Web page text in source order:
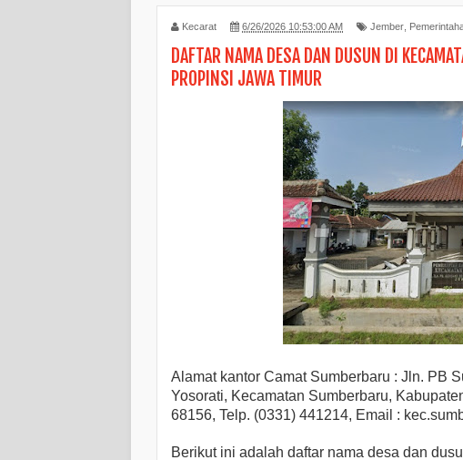
Kecarat 6/26/2026 10:53:00 AM Jember
DAFTAR NAMA DESA DAN DUSUN DI
PROPINSI JAWA TIMUR
Alamat kantor Camat Sumberbaru : Jln. PB
Yosorati, Kecamatan Sumberbaru,
68156, Telp. (0331) 441214, Email :
Berikut ini adalah daftar nama desa dan